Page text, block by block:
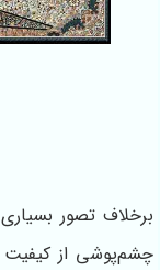
برخلاف تصور
چشم‌پوشی از